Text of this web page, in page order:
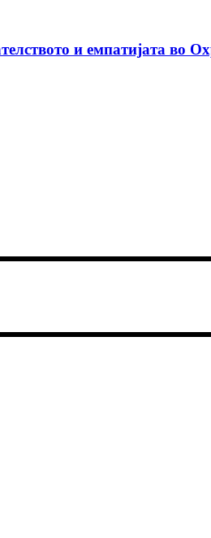
и емпатијата во